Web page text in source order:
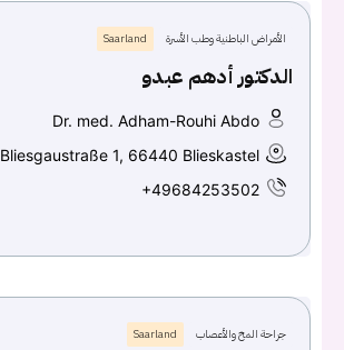
الأمراض الباطنية وطب الأسرة Saarland
الدكتور أدهم عبدو
Dr. med. Adham-Rouhi Abdo
Bliesgaustraße 1, 66440 Blieskastel
+49684253502
جراحة المخ والأعصاب Saarland